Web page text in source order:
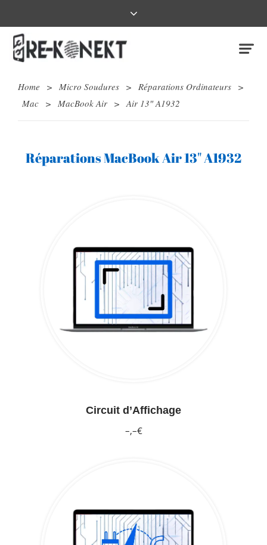
Home > Micro Soudures > Réparations Ordinateurs >
Mac > MacBook Air > Air 13″ A1932
Réparations MacBook Air 13" A1932
Circuit d’Affichage
–,–€